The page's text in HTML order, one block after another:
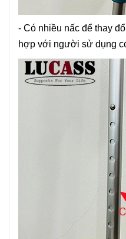
- Có nhiều nấc để thay
hợp với người sử dụng